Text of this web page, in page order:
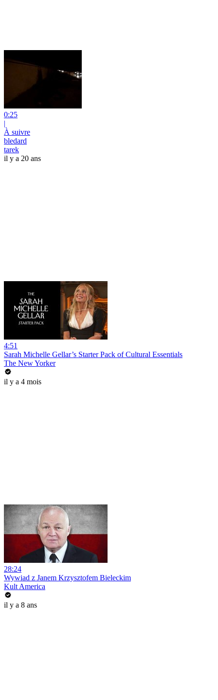
0:25
|
À suivre
bledard
tarek
il y a 20 ans
4:51
Sarah Michelle Gellar’s Starter Pack of Cultural Essentials
The New Yorker
il y a 4 mois
28:24
Wywiad z Janem Krzysztofem Bieleckim
Kult America
il y a 8 ans